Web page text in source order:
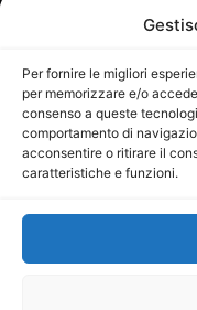
Per fornire le migliori
per memorizzare e/o
consenso a queste
comportamento di
acconsentire o ritirare il
caratteristiche e funzioni.
Direttore
Direttore
Mercurio
iscritta al Registro